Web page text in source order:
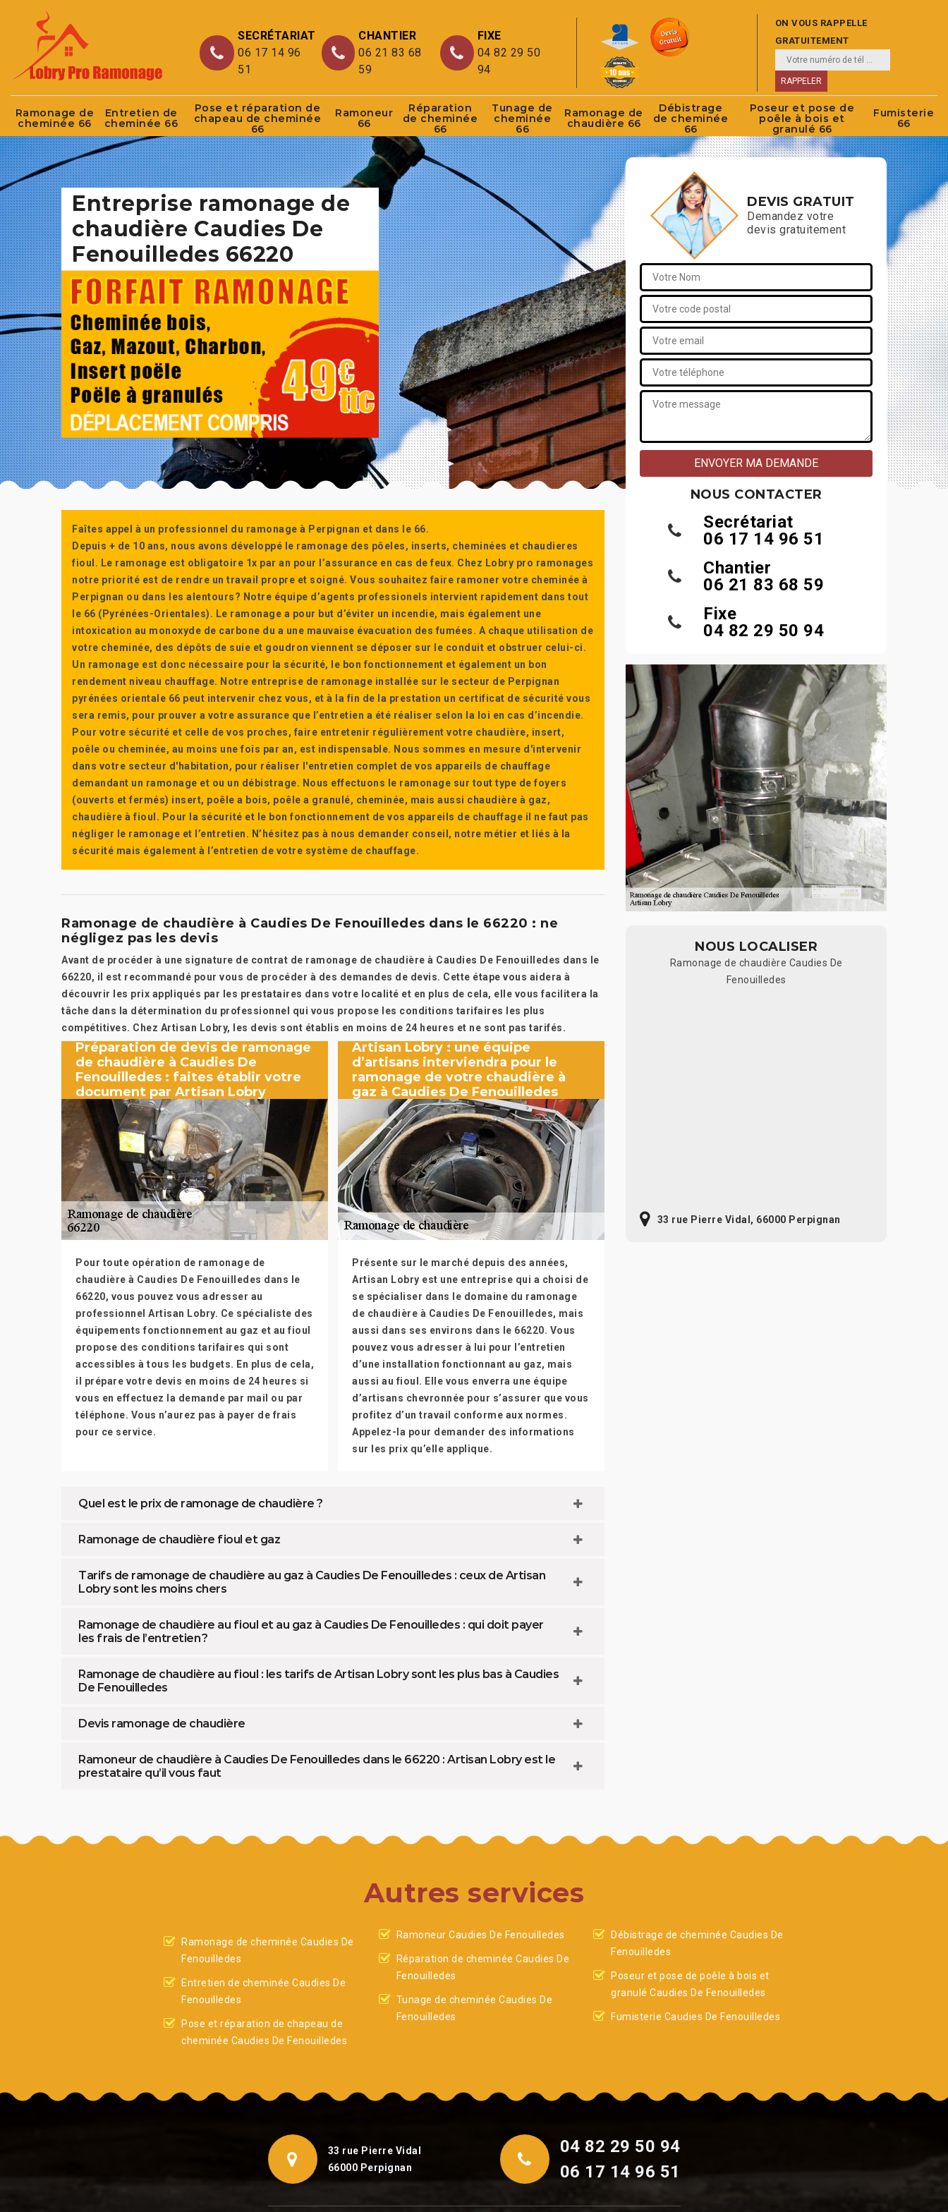
SECRÉTARIAT
06 17 14 96
51
CHANTIER
06 21 83 68
59
FIXE
04 82 29 50
94
ON VOUS RAPPELLE
GRATUITEMENT
Ramonage de
cheminée 66
Entretien de
cheminée 66
Pose et réparation de
chapeau de cheminée
66
Ramoneur
66
Réparation
de cheminée
66
Tunage de
cheminée
66
Ramonage de
chaudière 66
Débistrage
de cheminée
66
Poseur et pose de
poêle à bois et
granulé 66
Fumisterie
66
Entreprise ramonage de
chaudière Caudies De
Fenouilledes 66220
Faîtes appel à un professionnel du ramonage à Perpignan et dans le 66.
Depuis + de 10 ans, nous avons développé le ramonage des pôeles, inserts, cheminées et chaudieres
fioul. Le ramonage est obligatoire 1x par an pour l’assurance en cas de feux. Chez Lobry pro ramonages
notre priorité est de rendre un travail propre et soigné. Vous souhaitez faire ramoner votre cheminée à
Perpignan ou dans les alentours? Notre équipe d’agents professionels intervient rapidement dans tout
le 66 (Pyrénées-Orientales). Le ramonage a pour but d’éviter un incendie, mais également une
intoxication au monoxyde de carbone du a une mauvaise évacuation des fumées. A chaque utilisation de
votre cheminée, des dépôts de suie et goudron viennent se déposer sur le conduit et obstruer celui-ci.
Un ramonage est donc nécessaire pour la sécurité, le bon fonctionnement et également un bon
rendement niveau chauffage. Notre entreprise de ramonage installée sur le secteur de Perpignan
pyrénées orientale 66 peut intervenir chez vous, et à la fin de la prestation un certificat de sécurité vous
sera remis, pour prouver a votre assurance que l’entretien a été réaliser selon la loi en cas d’incendie.
Pour votre sécurité et celle de vos proches, faire entretenir régulièrement votre chaudière, insert,
poêle ou cheminée, au moins une fois par an, est indispensable. Nous sommes en mesure d'intervenir
dans votre secteur d'habitation, pour réaliser l'entretien complet de vos appareils de chauffage
demandant un ramonage et ou un débistrage. Nous effectuons le ramonage sur tout type de foyers
(ouverts et fermés) insert, poêle a bois, poêle a granulé, cheminée, mais aussi chaudière à gaz,
chaudière à fioul. Pour la sécurité et le bon fonctionnement de vos appareils de chauffage il ne faut pas
négliger le ramonage et l’entretien. N’hésitez pas à nous demander conseil, notre métier et liés à la
sécurité mais également à l’entretien de votre système de chauffage.
Ramonage de chaudière à Caudies De Fenouilledes dans le 66220 : ne
négligez pas les devis
Avant de procéder à une signature de contrat de ramonage de chaudière à Caudies De Fenouilledes dans le
66220, il est recommandé pour vous de procéder à des demandes de devis. Cette étape vous aidera à
découvrir les prix appliqués par les prestataires dans votre localité et en plus de cela, elle vous facilitera la
tâche dans la détermination du professionnel qui vous propose les conditions tarifaires les plus
compétitives. Chez Artisan Lobry, les devis sont établis en moins de 24 heures et ne sont pas tarifés.
Préparation de devis de ramonage
de chaudière à Caudies De
Fenouilledes : faites établir votre
document par Artisan Lobry
Pour toute opération de ramonage de
chaudière à Caudies De Fenouilledes dans le
66220, vous pouvez vous adresser au
professionnel Artisan Lobry. Ce spécialiste des
équipements fonctionnement au gaz et au fioul
propose des conditions tarifaires qui sont
accessibles à tous les budgets. En plus de cela,
il prépare votre devis en moins de 24 heures si
vous en effectuez la demande par mail ou par
téléphone. Vous n’aurez pas à payer de frais
pour ce service.
Artisan Lobry : une équipe
d’artisans interviendra pour le
ramonage de votre chaudière à
gaz à Caudies De Fenouilledes
Présente sur le marché depuis des années,
Artisan Lobry est une entreprise qui a choisi de
se spécialiser dans le domaine du ramonage
de chaudière à Caudies De Fenouilledes, mais
aussi dans ses environs dans le 66220. Vous
pouvez vous adresser à lui pour l’entretien
d’une installation fonctionnant au gaz, mais
aussi au fioul. Elle vous enverra une équipe
d’artisans chevronnée pour s’assurer que vous
profitez d’un travail conforme aux normes.
Appelez-la pour demander des informations
sur les prix qu’elle applique.
Quel est le prix de ramonage de chaudière ?
Ramonage de chaudière fioul et gaz
Tarifs de ramonage de chaudière au gaz à Caudies De Fenouilledes : ceux de Artisan
Lobry sont les moins chers
Ramonage de chaudière au fioul et au gaz à Caudies De Fenouilledes : qui doit payer
les frais de l’entretien ?
Ramonage de chaudière au fioul : les tarifs de Artisan Lobry sont les plus bas à Caudies
De Fenouilledes
Devis ramonage de chaudière
Ramoneur de chaudière à Caudies De Fenouilledes dans le 66220 : Artisan Lobry est le
prestataire qu’il vous faut
DEVIS GRATUIT
Demandez votre
devis gratuitement
NOUS CONTACTER
Secrétariat
06 17 14 96 51
Chantier
06 21 83 68 59
Fixe
04 82 29 50 94
NOUS LOCALISER
Ramonage de chaudière Caudies De
Fenouilledes
33 rue Pierre Vidal, 66000 Perpignan
Autres services
Ramonage de cheminée Caudies De
Fenouilledes
Entretien de cheminée Caudies De
Fenouilledes
Pose et réparation de chapeau de
cheminée Caudies De Fenouilledes
Ramoneur Caudies De Fenouilledes
Réparation de cheminée Caudies De
Fenouilledes
Tunage de cheminée Caudies De
Fenouilledes
Débistrage de cheminée Caudies De
Fenouilledes
Poseur et pose de poêle à bois et
granulé Caudies De Fenouilledes
Fumisterie Caudies De Fenouilledes
33 rue Pierre Vidal
66000 Perpignan
04 82 29 50 94
06 17 14 96 51